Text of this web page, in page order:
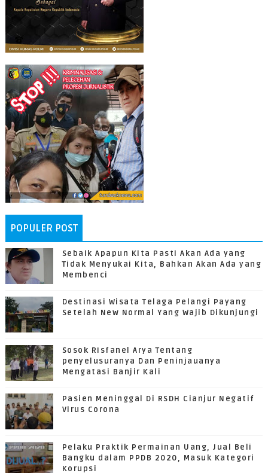
POPULER POST
Sebaik Apapun Kita Pasti Akan Ada yang
Tidak Menyukai Kita, Bahkan Akan Ada yang
Membenci
Destinasi Wisata Telaga Pelangi Payang
Setelah New Normal Yang Wajib Dikunjungi
Sosok Risfanel Arya Tentang
penyelusuranya Dan Peninjauanya
Mengatasi Banjir Kali
Pasien Meninggal Di RSDH Cianjur Negatif
Virus Corona
Pelaku Praktik Permainan Uang, Jual Beli
Bangku dalam PPDB 2020, Masuk Kategori
Korupsi